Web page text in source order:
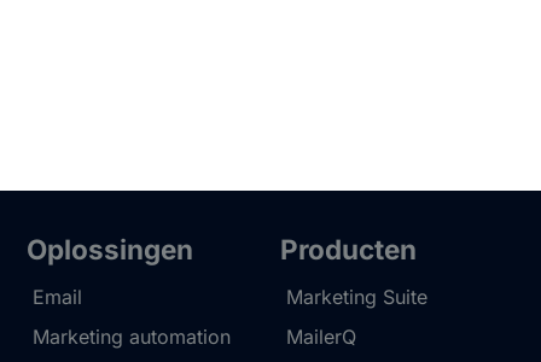
Oplossingen
Email
Marketing automation
Producten
Marketing Suite
MailerQ